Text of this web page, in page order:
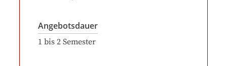
Angebotsdauer
1 bis 2 Semester